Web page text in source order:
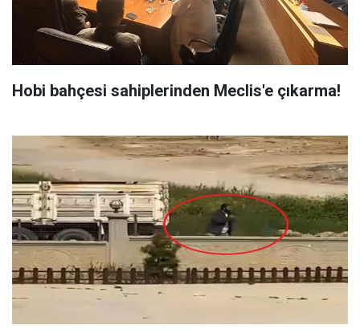
Hobi bahçesi sahiplerinden Meclis'e çıkarma!